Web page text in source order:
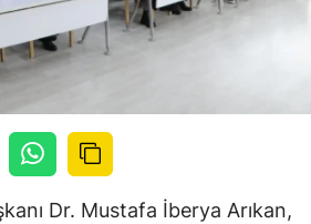
Dr. Mustafa İberya Arıkan,